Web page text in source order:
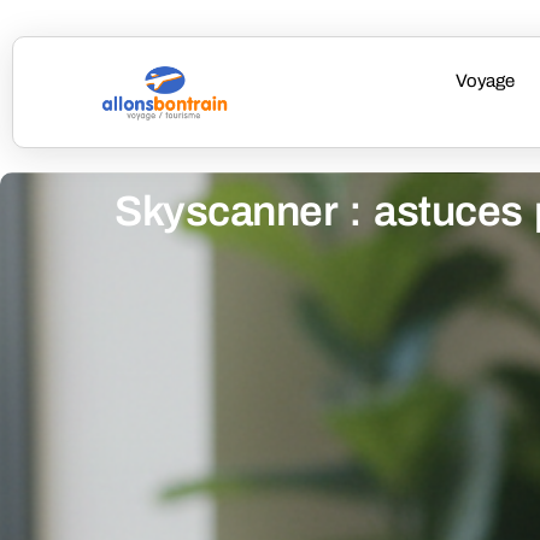
Voyage
Skyscanner :